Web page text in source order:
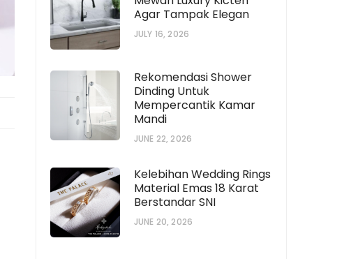
Agar Tampak Elegan
JULY 16, 2026
Rekomendasi Shower
Dinding Untuk
Mempercantik Kamar
Mandi
JUNE 22, 2026
Kelebihan Wedding Rings
Material Emas 18 Karat
Berstandar SNI
JUNE 20, 2026